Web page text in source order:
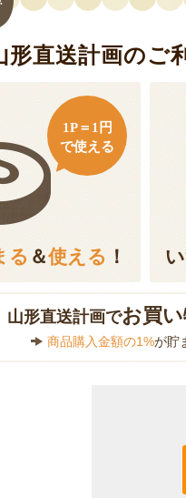
形直送計画のご
る ＆使える ！
1P＝1円
で使える
山形直送計画でお買
商品購入金額の1%が貯